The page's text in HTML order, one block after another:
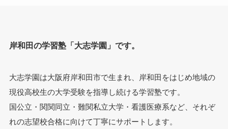
岸和田の学習塾「大志学園」です。
大志学園は大阪府岸和田市で生まれ、岸和田をはじめ地域の
現役高校生の大学受験を指導し続ける学習塾です。
国公立・関関同立・難関私立大学・看護医療系など、それぞ
れの志望校合格に向けて丁寧にサポートします。